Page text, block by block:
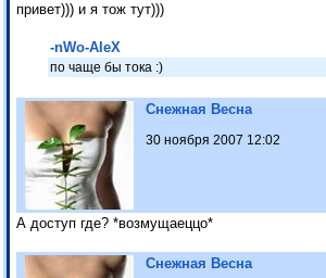
привет))) и я тож тут)))
-nWo-AleX
по чаще бы тока :)
Снежная Весна
30 ноября 2007 12:02
А доступ где? *возмущаеццо*
Снежная Весна